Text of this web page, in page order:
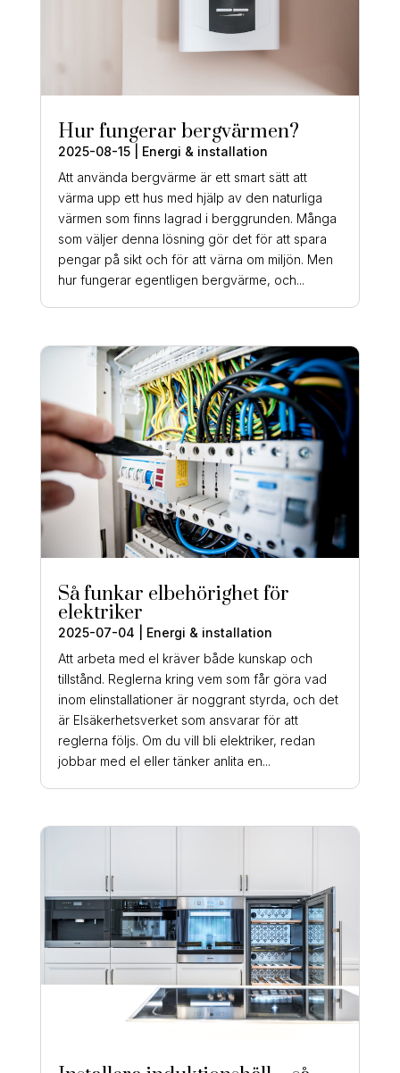
Hur fungerar bergvärmen?
2025-08-15| Energi & installation
Att använda bergvärme är ett smart sätt att
värma upp ett hus med hjälp av den naturliga
värmen som finns lagrad i berggrunden. Många
som väljer denna lösning gör det för att spara
pengar på sikt och för att värna om miljön. Men
hur fungerar egentligen bergvärme, och...
Så funkar elbehörighet för
elektriker
2025-07-04
Energi & installation
Att arbeta med el kräver både kunskap och
tillstånd. Reglerna kring vem som får göra vad
inom elinstallationer är noggrant styrda, och det
är Elsäkerhetsverket som ansvarar för att
reglerna följs. Om du vill bli elektriker, redan
jobbar med el eller tänker anlita en...